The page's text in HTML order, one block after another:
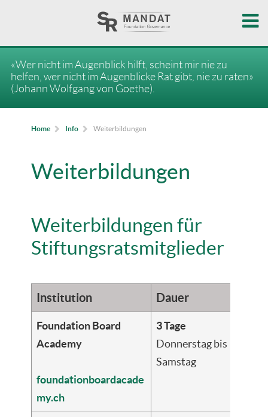
«Wer nicht im Augenblick hilft, scheint mir nie zu
helfen, wer nicht im Augenblicke Rat gibt, nie zu raten»
(Johann Wolfgang von Goethe).
Home Info Weiterbildungen
Weiterbildungen
Weiterbildungen für
Stiftungsratsmitglieder
Institution Dauer
Foundation Board
Academy
foundationboardacade
my.ch
3 Tage
Donnerstag bis
Samstag